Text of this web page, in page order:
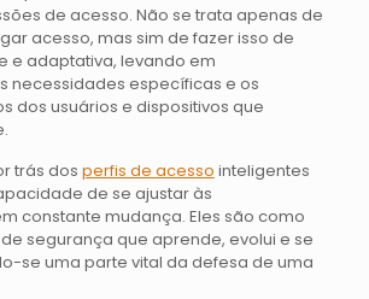
de acesso. Não se trata apenas de
acesso, mas sim de fazer isso de
e adaptativa, levando em
necessidades específicas e os
dos usuários e dispositivos que
trás dos perfis de acesso inteligentes
de se ajustar às
constante mudança. Eles são como
segurança que aprende, evolui e se
se uma parte vital da defesa de uma